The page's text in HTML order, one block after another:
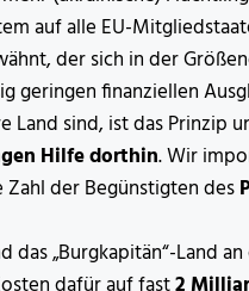
auf alle EU-
der sich in der
finanziellen
sind, ist das Prinzip
Hilfe dorthin. Wir
der Begünstigten des
das „Burgkapitän“-Land